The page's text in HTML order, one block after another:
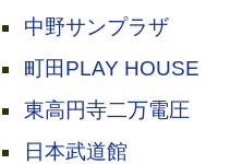
中野サンプラザ
町田PLAY HOUSE
東高円寺二万電圧
日本武道館